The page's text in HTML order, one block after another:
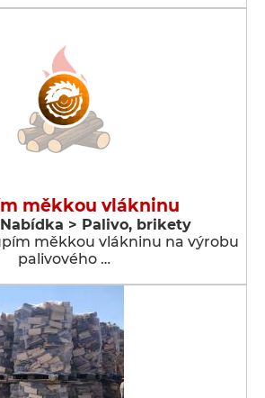
měkkou vlákninu
> Palivo, brikety
měkkou vlákninu na výrobu
palivového …